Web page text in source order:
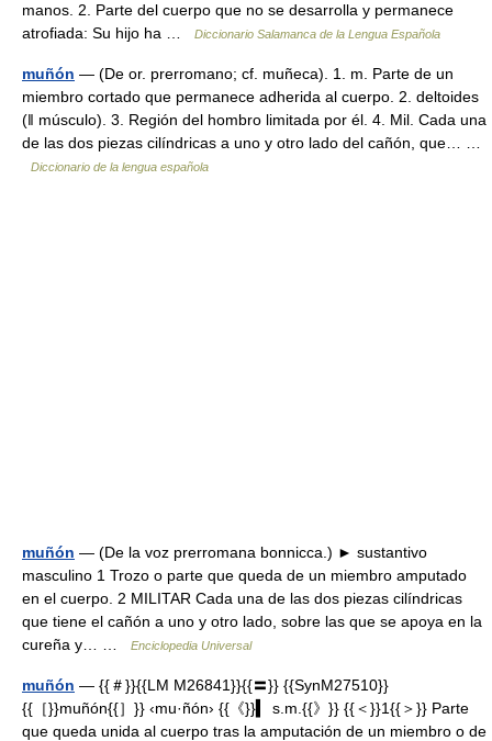
manos. 2. Parte del cuerpo que no se desarrolla y permanece
atrofiada: Su hijo ha …
Diccionario Salamanca de la Lengua Española
muñón — (De or. prerromano; cf. muñeca). 1. m. Parte de un
miembro cortado que permanece adherida al cuerpo. 2. deltoides
(ǁ músculo). 3. Región del hombro limitada por él. 4. Mil. Cada una
de las dos piezas cilíndricas a uno y otro lado del cañón, que… …
Diccionario de la lengua española
muñón — (De la voz prerromana bonnicca.) ► sustantivo
masculino 1 Trozo o parte que queda de un miembro amputado
en el cuerpo. 2 MILITAR Cada una de las dos piezas cilíndricas
que tiene el cañón a uno y otro lado, sobre las que se apoya en la
cureña y… …
Enciclopedia Universal
muñón — {{＃}}{{LM M26841}}{{〓}} {{SynM27510}}
{{［}}muñón{{］}} ‹mu·ñón› {{《}}▍ s.m.{{》}} {{＜}}1{{＞}} Parte
que queda unida al cuerpo tras la amputación de un miembro o de